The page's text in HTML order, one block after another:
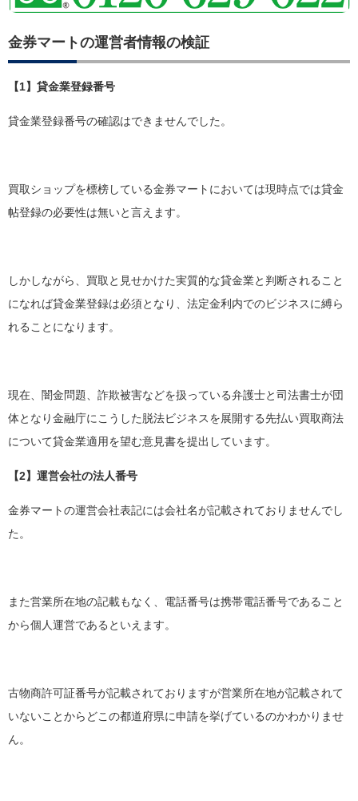
金券マートの運営者情報の検証
【1】貸金業登録番号
貸金業登録番号の確認はできませんでした。
買取ショップを標榜している金券マートにおいては現時点では貸金
帖登録の必要性は無いと言えます。
しかしながら、買取と見せかけた実質的な貸金業と判断されること
になれば貸金業登録は必須となり、法定金利内でのビジネスに縛ら
れることになります。
現在、闇金問題、詐欺被害などを扱っている弁護士と司法書士が団
体となり金融庁にこうした脱法ビジネスを展開する先払い買取商法
について貸金業適用を望む意見書を提出しています。
【2】運営会社の法人番号
金券マートの運営会社表記には会社名が記載されておりませんでし
た。
また営業所在地の記載もなく、電話番号は携帯電話番号であること
から個人運営であるといえます。
古物商許可証番号が記載されておりますが営業所在地が記載されて
いないことからどこの都道府県に申請を挙げているのかわかりませ
ん。